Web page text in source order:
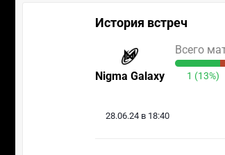
История встреч
Nigma Galaxy
Всего
1 (13%)
28.06.24 в 18:40